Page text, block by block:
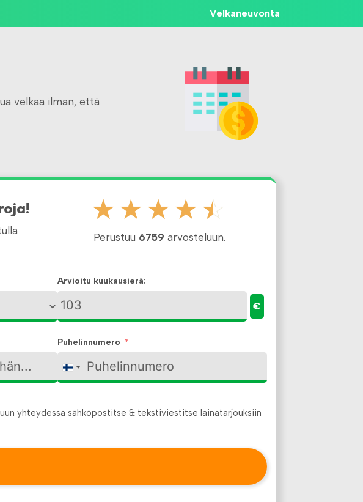
Velkaneuvonta
velkaa ilman, että
☆ ☆ ☆ ☆ ☆
Perustuu 6759 arvosteluun.
Arvioitu kuukausierä:
€
Puhelinnumero
F
i
l
n
yhteydessä sähköpostitse & tekstiviestitse lainatarjouksiin